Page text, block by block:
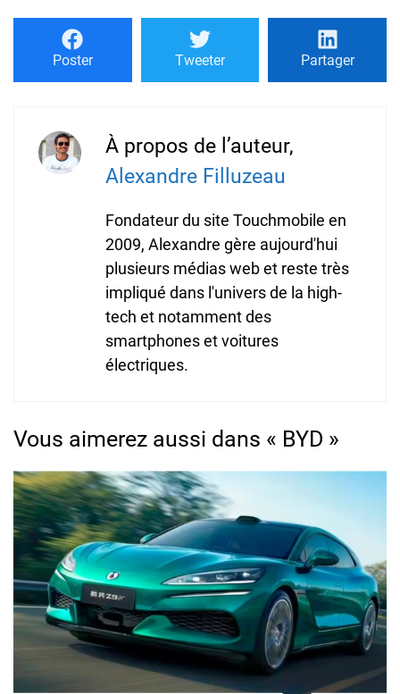
Poster Tweeter Partager
À propos de l’auteur,
Alexandre Filluzeau
Fondateur du site Touchmobile en
2009, Alexandre gère aujourd'hui
plusieurs médias web et reste très
impliqué dans l'univers de la high-
tech et notamment des
smartphones et voitures
électriques.
Vous aimerez aussi dans « BYD »